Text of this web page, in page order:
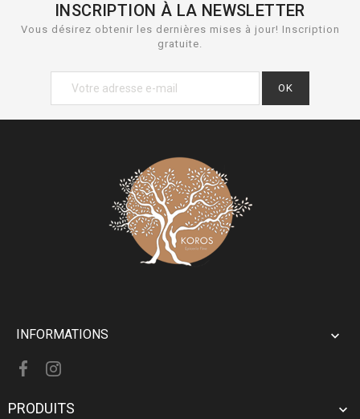
INSCRIPTION À LA NEWSLETTER
Vous désirez obtenir les dernières mises à jour! Inscription
gratuite.
INFORMATIONS 
PRODUITS 